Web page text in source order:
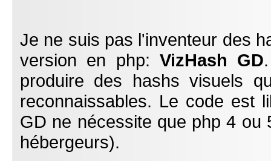
Je ne suis pas l'inventeur des
version en php: VizHash GD
produire des hashs visuels
reconnaissables. Le code est
GD ne nécessite que php 4 ou
hébergeurs).